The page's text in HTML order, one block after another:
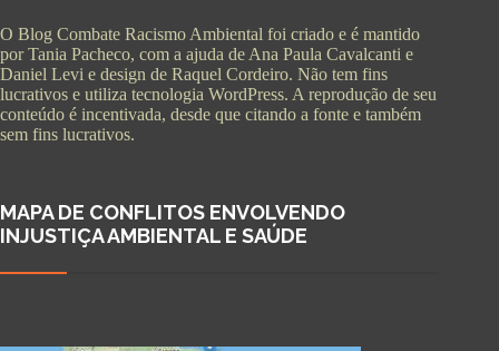
O Blog Combate Racismo Ambiental foi criado e é mantido
por Tania Pacheco, com a ajuda de Ana Paula Cavalcanti e
Daniel Levi e design de Raquel Cordeiro. Não tem fins
lucrativos e utiliza tecnologia WordPress. A reprodução de seu
conteúdo é incentivada, desde que citando a fonte e também
sem fins lucrativos.
MAPA DE CONFLITOS ENVOLVENDO
INJUSTIÇA AMBIENTAL E SAÚDE